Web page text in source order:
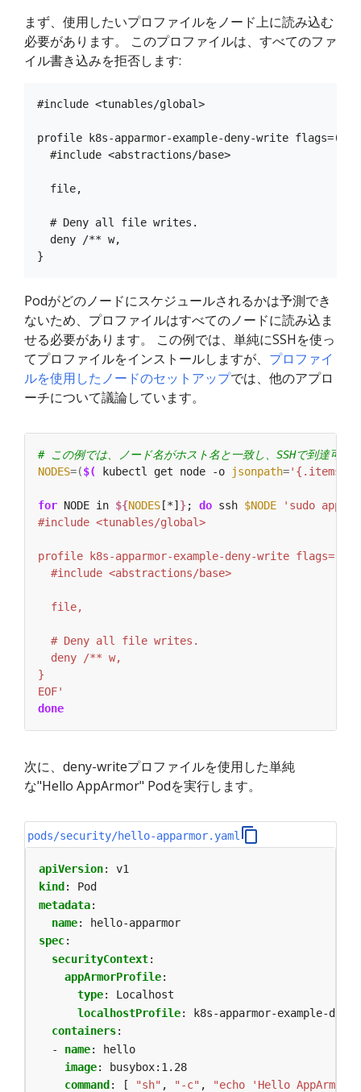
まず、使用したいプロファイルをノード上に読み込む
必要があります。 このプロファイルは、すべてのファ
イル書き込みを拒否します:
#include <tunables/global>
profile k8s-apparmor-example-deny-write
  #include <abstractions/base>
  file,
  # Deny all file writes.
  deny /** w,
Podがどのノードにスケジュールされるかは予測でき
ないため、プロファイルはすべてのノードに読み込ま
せる必要があります。 この例では、単純にSSHを使っ
てプロファイルをインストールしますが、 プロファイ
ルを使用したノードのセットアップでは、他のアプロ
ーチについて議論しています。
# この例では、ノード名がホスト名と一致し、SSHで到達可能
NODES=($( kubectl get node -o jsonpath=
for NODE in ${NODES [*] }; do ssh $NODE
EOF'
done
次に、deny-writeプロファイルを使用した単純
な"Hello AppArmor" Podを実行します。
pods/security/hello-apparmor.yaml
apiVersion:
v1
kind :
Pod
metadata:
name:
hello-apparmor
spec:
securityContext:
appArmorProfile:
type:
Localhost
localhostProfile:
k8s-apparmor-example-
containers:
- name:
hello
image:
busybox:1.28
command : [ "sh" , "-c" , "echo 'Hello